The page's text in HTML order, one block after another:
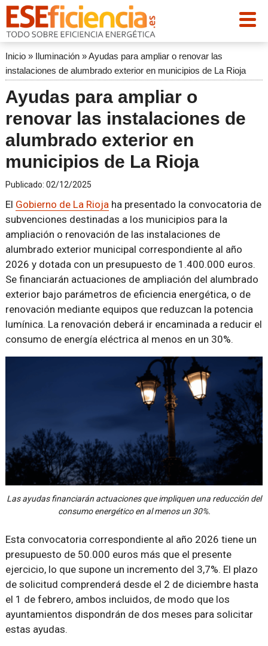
Inicio» Iluminación»Ayudas para ampliar o renovar las
instalaciones de alumbrado exterior en municipios de La Rioja
Ayudas para ampliar o
renovar las instalaciones de
alumbrado exterior en
municipios de La Rioja
Publicado: 02/12/2025
El Gobierno de La Riojaha presentado la convocatoria de
subvenciones destinadas a los municipios para la
ampliación o renovación de las instalaciones de
alumbrado exterior municipal correspondiente al año
2026 y dotada con un presupuesto de 1.400.000 euros.
Se financiarán actuaciones de ampliación del alumbrado
exterior bajo parámetros de eficiencia energética, o de
renovación mediante equipos que reduzcan la potencia
lumínica. La renovación deberá ir encaminada a reducir el
consumo de energía eléctrica al menos en un 30%.
Las ayudas financiarán actuaciones que impliquen una reducción del
consumo energético en al menos un 30%.
Esta convocatoria correspondiente al año 2026 tiene un
presupuesto de 50.000 euros más que el presente
ejercicio, lo que supone un incremento del 3,7%. El plazo
de solicitud comprenderá desde el 2 de diciembre hasta
el 1 de febrero, ambos incluidos, de modo que los
ayuntamientos dispondrán de dos meses para solicitar
estas ayudas.